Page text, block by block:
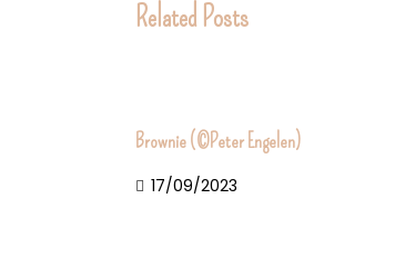
Related Posts
Brownie (©Peter Engelen)
17/09/2023